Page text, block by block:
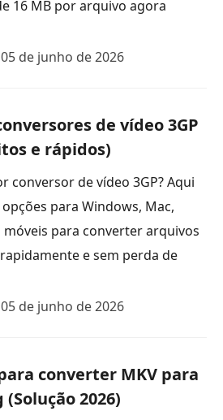
16 MB por arquivo agora
05 de junho de 2026
de vídeo 3GP
e rápidos)
conversor de vídeo 3GP? Aqui
para Windows, Mac,
para converter arquivos
e sem perda de
05 de junho de 2026
converter MKV para
2026)